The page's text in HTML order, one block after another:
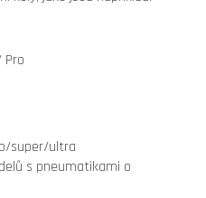
Pro
super/ultra
s pneumatikami o